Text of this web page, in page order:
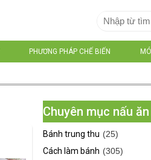
PHƯƠNG PHÁP CHẾ BIẾN
Chuyên mục nấu ăn
Bánh trung thu (25)
Cách làm bánh (305)